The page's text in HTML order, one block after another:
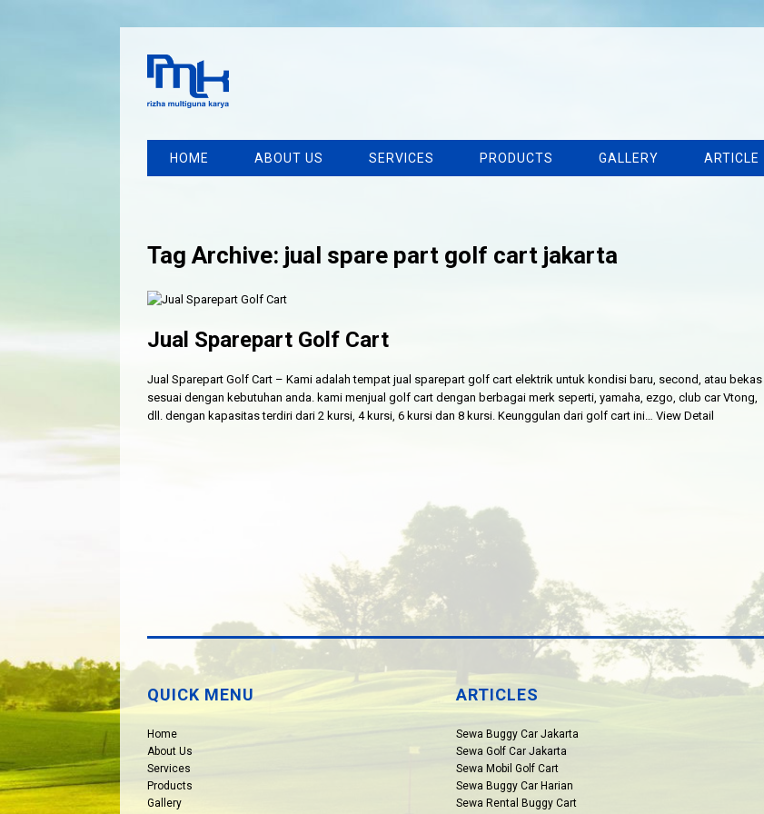
HOME ABOUT US SERVICES PRODUCTS GALLERY ARTICLE
Tag Archive: jual spare part golf cart jakarta
Jual Sparepart Golf Cart
Jual Sparepart Golf Cart – Kami adalah tempat jual sparepart golf cart elektrik untuk kondisi baru, second, atau bekas
sesuai dengan kebutuhan anda. kami menjual golf cart dengan berbagai merk seperti, yamaha, ezgo, club car Vtong,
dll. dengan kapasitas terdiri dari 2 kursi, 4 kursi, 6 kursi dan 8 kursi. Keunggulan dari golf cart ini… View Detail
QUICK MENU
Home
About Us
Services
Products
Gallery
ARTICLES
Sewa Buggy Car Jakarta
Sewa Golf Car Jakarta
Sewa Mobil Golf Cart
Sewa Buggy Car Harian
Sewa Rental Buggy Cart